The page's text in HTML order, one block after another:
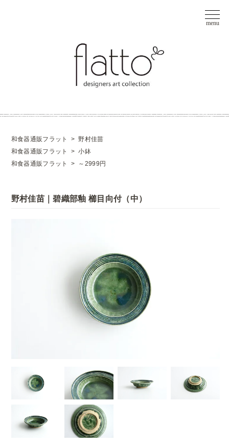
和食器通販フラット >野村佳苗
和食器通販フラット
>小鉢
和食器通販フラット
> ～2999円
野村佳苗｜碧織部釉 櫛目向付（中）